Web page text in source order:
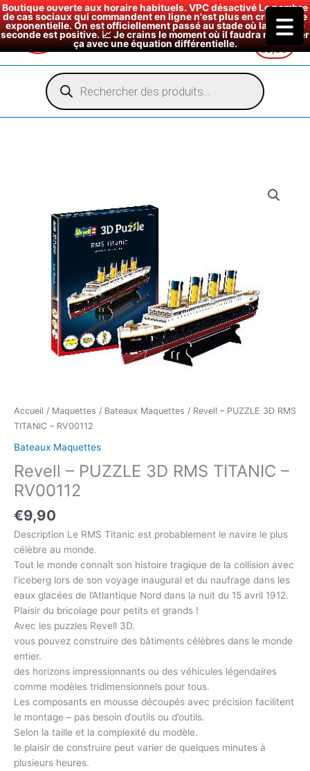
Boutique ouverte aux horaire habituels. VPC désactivé Le nombre
de cas sociaux qui commandent en ligne n'est plus en croissance
exponentielle. On est officiellement passé au stade où la dérivée
seconde est positive. 📈 Je crains le moment où il faudra modéliser
ça avec une équation différentielle.
€0,00
Recherche
de
produits
Accueil / Maquettes / Bateaux Maquettes / Revell – PUZZLE 3D RMS
TITANIC – RV00112
Bateaux Maquettes
Revell – PUZZLE 3D RMS TITANIC –
RV00112
€9,90
Description Le RMS Titanic est probablement le navire le plus
célèbre au monde.
Tout le monde connaît son histoire tragique de la collision avec
l’iceberg lors de son voyage inaugural et du naufrage dans les
eaux glacées de l’Atlantique Nord dans la nuit du 15 avril 1912.
Plaisir du bricolage pour petits et grands !
Avec les puzzles Revell 3D.
vous pouvez construire des bâtiments célèbres dans le monde
entier.
des horizons impressionnants ou des véhicules légendaires
comme modèles tridimensionnels pour tous.
Les composants en mousse découpés avec précision facilitent
le montage – pas besoin d’outils ou d’outils.
Selon la taille et la complexité du modèle.
le plaisir de construire peut varier de quelques minutes à
plusieurs heures.